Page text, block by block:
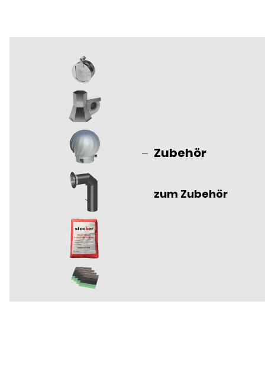
Zubehör
zum Zubehör